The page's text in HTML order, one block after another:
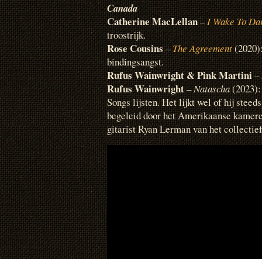
Canada
Catherine MacLellan–I Wake To
troostrijk.
Rose Cousins–The Agreement
bindingsangst.
Rufus Wainwright & Pink Martini–
Rufus Wainwright–Natascha(2023):
Songs lijsten. Het lijkt wel of hij
begeleid door het Amerikaanse
gitarist Ryan Lerman van het